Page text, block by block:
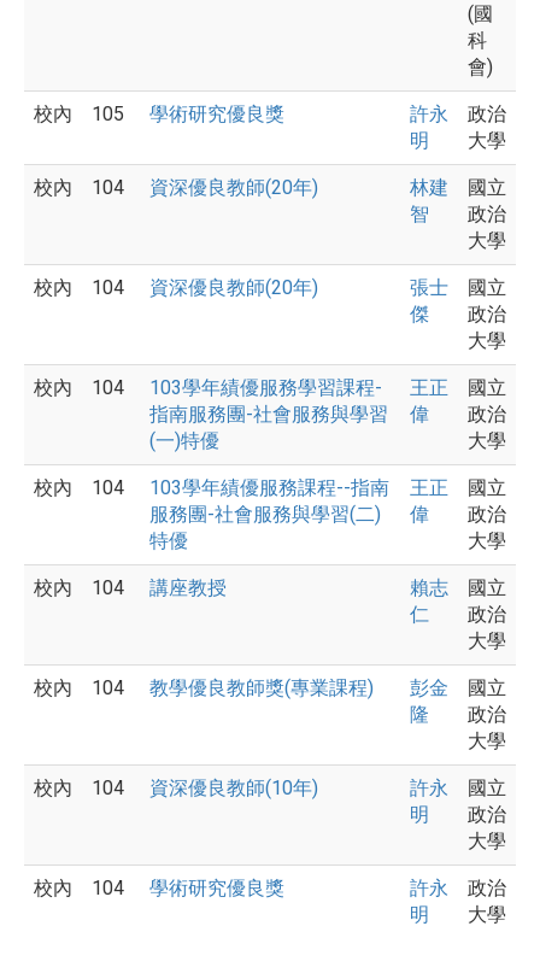
(國
科
會)
校內 105 學術研究優良獎
許永
明
政治
大學
校內 104 資深優良教師(20年)
林建
智
國立
政治
大學
校內 104 資深優良教師(20年)
張士
傑
國立
政治
大學
校內 104
103學年績優服務學習課程-
指南服務團-社會服務與學習
(一)特優
王正
偉
國立
政治
大學
校內 104
103學年績優服務課程--指南
服務團-社會服務與學習(二)
特優
王正
偉
國立
政治
大學
校內 104 講座教授
賴志
仁
國立
政治
大學
校內 104 教學優良教師獎(專業課程)
彭金
隆
國立
政治
大學
校內 104 資深優良教師(10年)
許永
明
國立
政治
大學
校內 104 學術研究優良獎
許永
明
政治
大學